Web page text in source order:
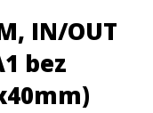
IN/OUT
bez